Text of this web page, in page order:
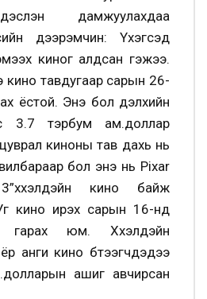
дамжуулахдаа
дээрэмчин: Үхэгсэд
киног алдсан гэжээ.
кино тавдугаар сарын 26-
ёстой. Энэ бол дэлхийн
3.7 тэрбум ам.доллар
киноны тав дахь нь
бол энэ нь Pixar
кино байж
кино ирэх сарын 16-нд
гарах юм. Хүүхэлдэйн
анги кино бүтээгчдэдээ
ашиг авчирсан